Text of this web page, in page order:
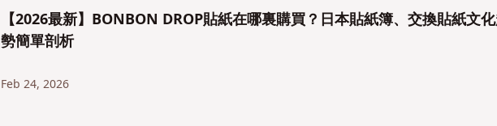
【2026最新】BONBON DROP貼紙在哪裏購買？日本貼紙簿、交換貼紙文
勢簡單剖析
Feb 24, 2026